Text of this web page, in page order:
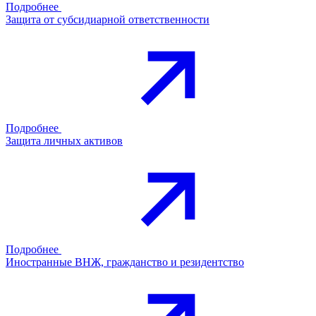
Подробнее
Защита от субсидиарной ответственности
Подробнее
Защита личных активов
Подробнее
Иностранные ВНЖ, гражданство и резидентство